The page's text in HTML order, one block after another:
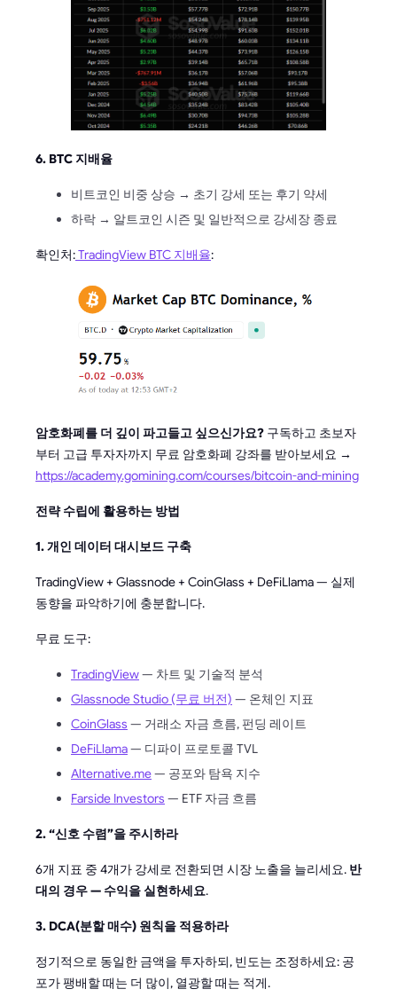
6. BTC 지배율
비트코인 비중 상승 → 초기 강세 또는 후기 약세
하락 → 알트코인 시즌 및 일반적으로 강세장 종료
확인처:TradingView BTC 지배율:
암호화폐를 더 깊이 파고들고 싶으신가요? 구독하고 초보자
부터 고급 투자자까지 무료 암호화폐 강좌를 받아보세요 →
https://academy.gomining.com/courses/bitcoin-and-mining
전략 수립에 활용하는 방법
1. 개인 데이터 대시보드 구축
TradingView + Glassnode + CoinGlass + DeFiLlama — 실제
동향을 파악하기에 충분합니다.
무료 도구:
TradingView— 차트 및 기술적 분석
Glassnode Studio (무료 버전) — 온체인 지표
CoinGlass — 거래소 자금 흐름, 펀딩 레이트
DeFiLlama— 디파이 프로토콜 TVL
Alternative.me— 공포와 탐욕 지수
Farside Investors — ETF 자금 흐름
2. “신호 수렴”을 주시하라
6개 지표 중 4개가 강세로 전환되면 시장 노출을 늘리세요. 반
대의 경우 — 수익을 실현하세요.
3. DCA(분할 매수) 원칙을 적용하라
정기적으로 동일한 금액을 투자하되, 빈도는 조정하세요: 공
포가 팽배할 때는 더 많이, 열광할 때는 적게.